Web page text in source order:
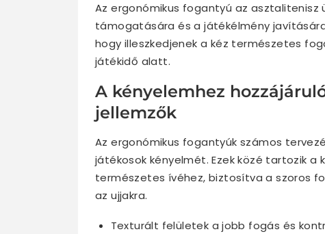
Az ergonómikus fogantyú az asztalitenisz
támogatására és a játékélmény
hogy illeszkedjenek a kéz természetes
játékidő alatt.
A kényelemhez
jellemzők
Az ergonómikus fogantyúk számos
játékosok kényelmét. Ezek közé tartozik a
természetes ívéhez, biztosítva a szoros
az ujjakra.
Texturált felületek a jobb fogás és